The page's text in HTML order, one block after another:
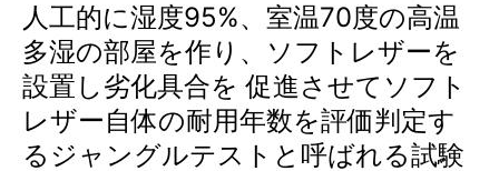
人工的に湿度95%、室温70度の高温
多湿の部屋を作り、ソフトレザーを
設置し劣化具合を 促進させてソフト
レザー自体の耐用年数を評価判定す
るジャングルテストと呼ばれる試験